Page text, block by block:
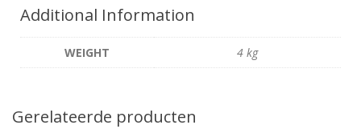
Additional Information
WEIGHT 4 kg
Gerelateerde producten